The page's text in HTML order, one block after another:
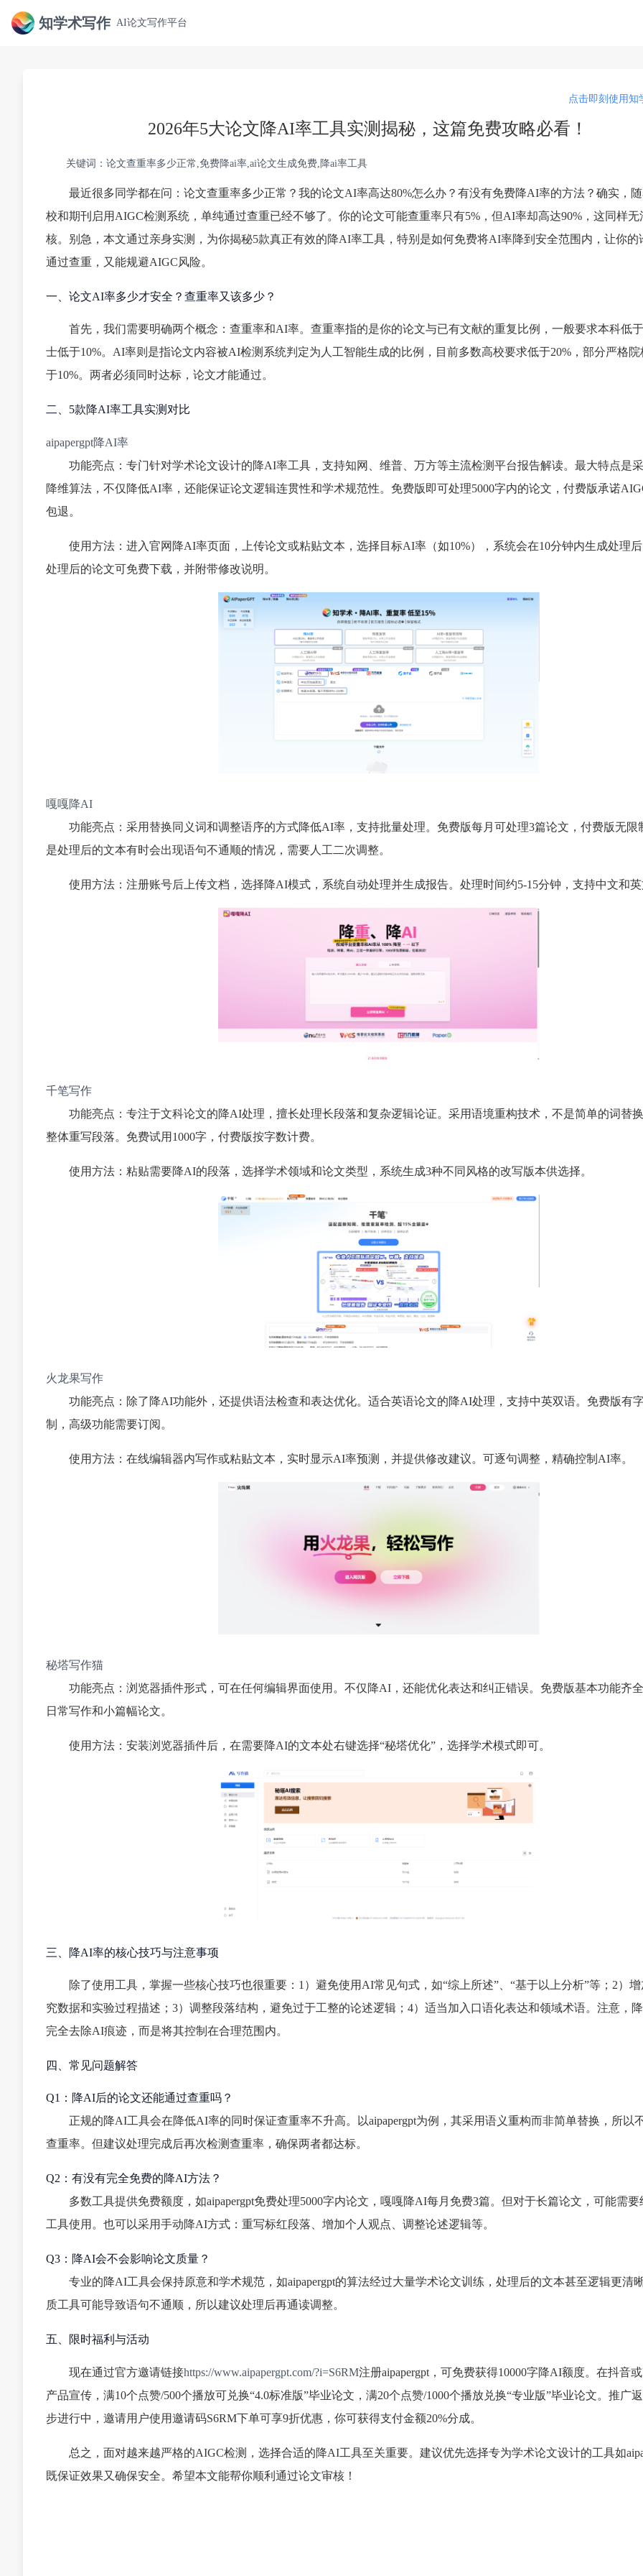
知学术写作 AI论文写作平台
点击即刻使用知
2026年5大论文降AI率工具实测揭秘，这篇免费攻略必看！
关键词：论文查重率多少正常,免费降ai率,ai论文生成免费,降ai率工具
最近很多同学都在问：论文查重率多少正常？我的论文AI率高达80%怎么办？有没有免费降AI率的方法？确实，
校和期刊启用AIGC检测系统，单纯通过查重已经不够了。你的论文可能查重率只有5%，但AI率却高达90%，这同样无
核。别急，本文通过亲身实测，为你揭秘5款真正有效的降AI率工具，特别是如何免费将AI率降到安全范围内，让你的
通过查重，又能规避AIGC风险。
一、论文AI率多少才安全？查重率又该多少？
首先，我们需要明确两个概念：查重率和AI率。查重率指的是你的论文与已有文献的重复比例，一般要求本科低
士低于10%。AI率则是指论文内容被AI检测系统判定为人工智能生成的比例，目前多数高校要求低于20%，部分严格
于10%。两者必须同时达标，论文才能通过。
二、5款降AI率工具实测对比
aipapergpt降AI率
功能亮点：专门针对学术论文设计的降AI率工具，支持知网、维普、万方等主流检测平台报告解读。最大特点是
降维算法，不仅降低AI率，还能保证论文逻辑连贯性和学术规范性。免费版即可处理5000字内的论文，付费版承诺
包退。
使用方法：进入官网降AI率页面，上传论文或粘贴文本，选择目标AI率（如10%），系统会在10分钟内生成处理
处理后的论文可免费下载，并附带修改说明。
嘎嘎降AI
功能亮点：采用替换同义词和调整语序的方式降低AI率，支持批量处理。免费版每月可处理3篇论文，付费版无限
是处理后的文本有时会出现语句不通顺的情况，需要人工二次调整。
使用方法：注册账号后上传文档，选择降AI模式，系统自动处理并生成报告。处理时间约5-15分钟，支持中文和
千笔写作
功能亮点：专注于文科论文的降AI处理，擅长处理长段落和复杂逻辑论证。采用语境重构技术，不是简单的词替
整体重写段落。免费试用1000字，付费版按字数计费。
使用方法：粘贴需要降AI的段落，选择学术领域和论文类型，系统生成3种不同风格的改写版本供选择。
火龙果写作
功能亮点：除了降AI功能外，还提供语法检查和表达优化。适合英语论文的降AI处理，支持中英双语。免费版有
制，高级功能需要订阅。
使用方法：在线编辑器内写作或粘贴文本，实时显示AI率预测，并提供修改建议。可逐句调整，精确控制AI率。
秘塔写作猫
功能亮点：浏览器插件形式，可在任何编辑界面使用。不仅降AI，还能优化表达和纠正错误。免费版基本功能齐
日常写作和小篇幅论文。
使用方法：安装浏览器插件后，在需要降AI的文本处右键选择“秘塔优化”，选择学术模式即可。
三、降AI率的核心技巧与注意事项
除了使用工具，掌握一些核心技巧也很重要：1）避免使用AI常见句式，如“综上所述”、“基于以上分析”等；2）
究数据和实验过程描述；3）调整段落结构，避免过于工整的论述逻辑；4）适当加入口语化表达和领域术语。注意，
完全去除AI痕迹，而是将其控制在合理范围内。
四、常见问题解答
Q1：降AI后的论文还能通过查重吗？
正规的降AI工具会在降低AI率的同时保证查重率不升高。以aipapergpt为例，其采用语义重构而非简单替换，所以
查重率。但建议处理完成后再次检测查重率，确保两者都达标。
Q2：有没有完全免费的降AI方法？
多数工具提供免费额度，如aipapergpt免费处理5000字内论文，嘎嘎降AI每月免费3篇。但对于长篇论文，可能需要
工具使用。也可以采用手动降AI方式：重写标红段落、增加个人观点、调整论述逻辑等。
Q3：降AI会不会影响论文质量？
专业的降AI工具会保持原意和学术规范，如aipapergpt的算法经过大量学术论文训练，处理后的文本甚至逻辑更清
质工具可能导致语句不通顺，所以建议处理后再通读调整。
五、限时福利与活动
现在通过官方邀请链接https://www.aipapergpt.com/?i=S6RM注册aipapergpt，可免费获得10000字降AI额度。在抖音
产品宣传，满10个点赞/500个播放可兑换“4.0标准版”毕业论文，满20个点赞/1000个播放兑换“专业版”毕业论文。推广
步进行中，邀请用户使用邀请码S6RM下单可享9折优惠，你可获得支付金额20%分成。
总之，面对越来越严格的AIGC检测，选择合适的降AI工具至关重要。建议优先选择专为学术论文设计的工具如
既保证效果又确保安全。希望本文能帮你顺利通过论文审核！